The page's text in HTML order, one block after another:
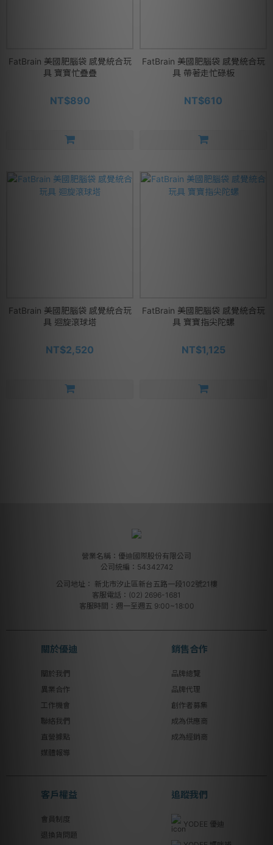
FatBrain 美國肥腦袋 感覺統合玩
具 寶寶忙疊疊
NT$890
FatBrain 美國肥腦袋 感覺統合玩
具 帶著走忙碌板
NT$610
FatBrain 美國肥腦袋 感覺統合玩
具 迴旋滾球塔
NT$2,520
FatBrain 美國肥腦袋 感覺統合玩
具 寶寶指尖陀螺
NT$1,125
營業名稱：優迪國際股份有限公司
公司統編：54342742
公司地址： 新北市汐止區新台五路一段102號21樓
客服電話：(02) 2696-1681
客服時間：週一至週五 9:00~18:00
關於優迪
關於我們
異業合作
工作機會
聯絡我們
直營據點
媒體報導
銷售合作
品牌總覽
品牌代理
創作者募集
成為供應商
成為經銷商
客戶權益
會員制度
退換貨問題
追蹤我們
YODEE 優迪